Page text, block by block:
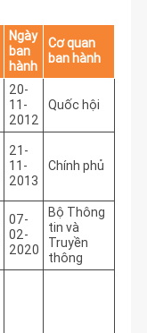
Ngày
ban
hành
Cơ quan
ban hành
20-
11-
2012
Quốc hội
21-
11-
2013
Chính phủ
07-
02-
2020
Bộ Thông
tin và
Truyền
thông